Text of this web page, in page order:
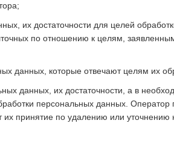
их достаточности для целей
по отношению к целям,
данных, которые отвечают целям их
данных, их достаточности, а в
персональных данных. Оператор
принятие по удалению или уточнению